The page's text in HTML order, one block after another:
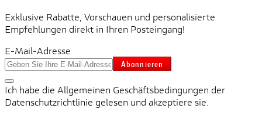
Exklusive Rabatte, Vorschauen und personalisierte
Empfehlungen direkt in Ihren Posteingang!
E-Mail-Adresse
Abonnieren
Ich habe die Allgemeinen Geschäftsbedingungen der
Datenschutzrichtlinie gelesen und akzeptiere sie.